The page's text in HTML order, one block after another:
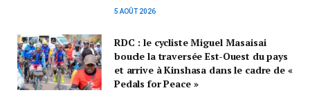
5 AOÛT 2026
RDC : le cycliste Miguel Masaisai
boucle la traversée Est-Ouest du pays
et arrive à Kinshasa dans le cadre de «
Pedals for Peace »